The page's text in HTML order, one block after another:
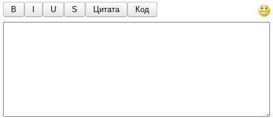
B U S Цитата Код